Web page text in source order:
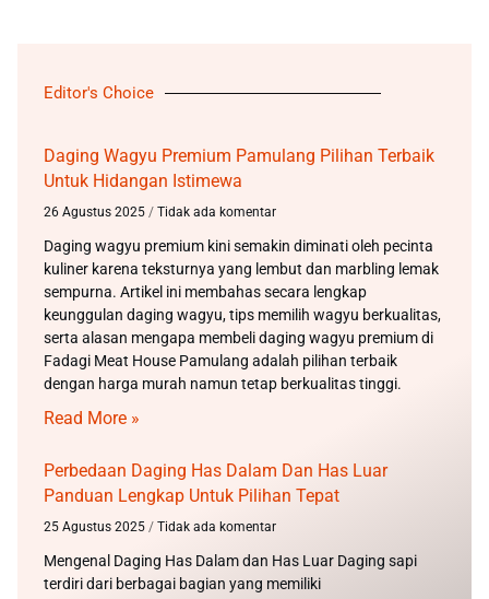
Editor's Choice
Daging Wagyu Premium Pamulang Pilihan Terbaik
Untuk Hidangan Istimewa
26 Agustus 2025 Tidak ada komentar
Daging wagyu premium kini semakin diminati oleh pecinta
kuliner karena teksturnya yang lembut dan marbling lemak
sempurna. Artikel ini membahas secara lengkap
keunggulan daging wagyu, tips memilih wagyu berkualitas,
serta alasan mengapa membeli daging wagyu premium di
Fadagi Meat House Pamulang adalah pilihan terbaik
dengan harga murah namun tetap berkualitas tinggi.
Read More »
Perbedaan Daging Has Dalam Dan Has Luar
Panduan Lengkap Untuk Pilihan Tepat
25 Agustus 2025 Tidak ada komentar
Mengenal Daging Has Dalam dan Has Luar Daging sapi
terdiri dari berbagai bagian yang memiliki